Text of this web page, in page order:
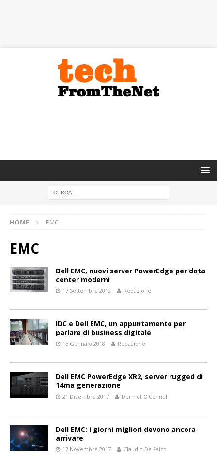
HOME EMC
EMC
Dell EMC, nuovi server PowerEdge per data
center moderni
17 Settembre 2019 Redazione
IDC e Dell EMC, un appuntamento per
parlare di business digitale
15 Gennaio 2018 Redazione
Dell EMC PowerEdge XR2, server rugged di
14ma generazione
21 Dicembre 2017 Dermot O’Connell
Dell EMC: i giorni migliori devono ancora
arrivare
17 Novembre 2017 Claudio De Falco